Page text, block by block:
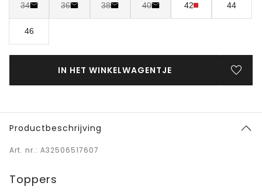
34 36 38 40 42 44
46
IN HET WINKELWAGENTJE
Productbeschrijving
Art. nr.: A32506517607
Toppers